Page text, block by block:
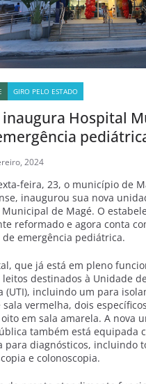
GIRO PELO ESTADO
inaugura Hospital
2024
feira, 23, o município de
inaugurou sua nova
de Magé. O
reformado e agora conta
de emergência pediátrica.
que já está em pleno
leitos destinados à Unidade
(UTI), incluindo um para
sala vermelha, dois
em sala amarela. A nova
também está equipada
para diagnósticos, incluindo
e colonoscopia.